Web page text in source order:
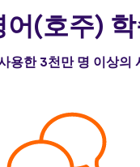
어(호주)
용한 3천만 명 이상의